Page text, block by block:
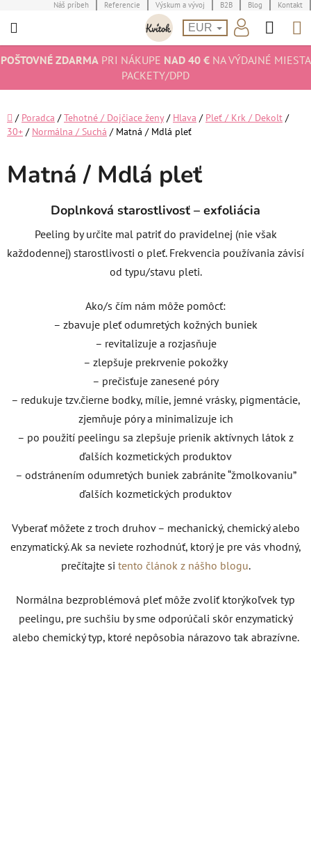
na
Náš príbeh Referencie Výskum a vývoj B2B Blog Kontakt
EUR
POŠTOVNÉ ZDARMAPRI NÁKUPE NAD 40 €NA VÝDAJNÉ MIESTA
PACKETY/DPD
Domov
/ Poradca / Tehotné / Dojčiace ženy / Hlava / Pleť / Krk / Dekolt /
30+ / Normálna / Suchá / Matná / Mdlá pleť
Matná / Mdlá pleť
Doplnková starostlivosť – exfoliácia
Peeling by určite mal patriť do pravidelnej (nie však
každodennej) starostlivosti o pleť. Frekvencia používania závisí
od typu/stavu pleti.
Ako/s čím nám môže pomôcť:
– zbavuje pleť odumretých kožných buniek
– revitalizuje a rozjasňuje
– zlepšuje prekrvenie pokožky
– prečisťuje zanesené póry
– redukuje tzv.čierne bodky, mílie, jemné vrásky, pigmentácie,
zjemňuje póry a minimalizuje ich
– po použití peelingu sa zlepšuje prienik aktívnych látok z
ďalších kozmetických produktov
– odstránením odumretých buniek zabránite “žmolkovaniu”
ďalších kozmetických produktov
Vyberať môžete z troch druhov – mechanický, chemický alebo
enzymatický. Ak sa neviete rozhodnúť, ktorý je pre vás vhodný,
prečítajte si tento článok z nášho blogu.
Normálna bezproblémová pleť môže zvoliť ktorýkoľvek typ
peelingu, pre suchšiu by sme odporúčali skôr enzymatický
alebo chemický typ, ktoré nepôsobia nárazovo tak abrazívne.